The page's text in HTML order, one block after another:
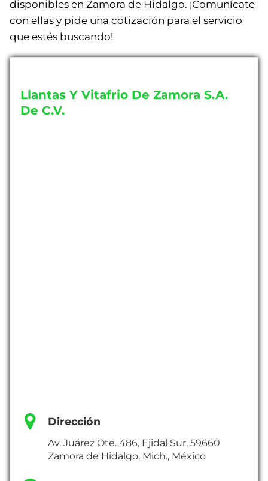
disponibles en Zamora de Hidalgo. ¡Comunícate
con ellas y pide una cotización para el servicio
que estés buscando!
Llantas Y Vitafrio De Zamora S.A.
De C.V.
Dirección
Av. Juárez Ote. 486, Ejidal Sur, 59660
Zamora de Hidalgo, Mich., México